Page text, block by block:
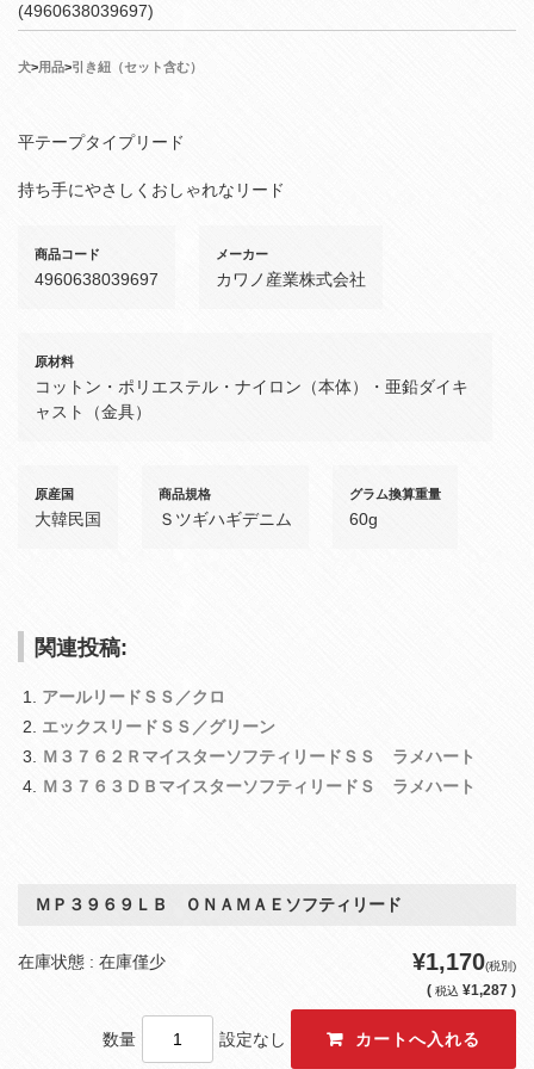
(4960638039697)
犬>用品>引き紐（セット含む）
平テープタイプリード
持ち手にやさしくおしゃれなリード
商品コード
4960638039697
メーカー
カワノ産業株式会社
原材料
コットン・ポリエステル・ナイロン（本体）・亜鉛ダイキ
ャスト（金具）
原産国
大韓民国
商品規格
Ｓツギハギデニム
グラム換算重量
60g
関連投稿:
アールリードＳＳ／クロ
エックスリードＳＳ／グリーン
Ｍ３７６２ＲマイスターソフティリードＳＳ ラメハート
Ｍ３７６３ＤＢマイスターソフティリードＳ ラメハート
ＭＰ３９６９ＬＢ ＯＮＡＭＡＥソフティリード
在庫状態 : 在庫僅少 ¥1,170(税別)
( 税込 ¥1,287 )
数量 設定なし